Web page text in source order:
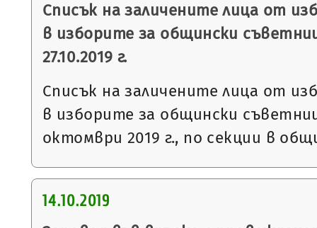
Списък на заличените лица от
в изборите за общински
27.10.2019 г.
Списък на заличените лица от
в изборите за общински
октомври 2019 г., по секции в
14.10.2019